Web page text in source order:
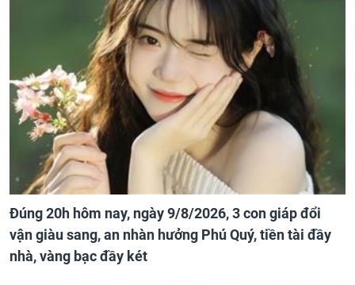
Đúng 20h hôm nay, ngày 9/8/2026, 3 con giáp đổi
vận giàu sang, an nhàn hưởng Phú Quý, tiền tài đầy
nhà, vàng bạc đầy két